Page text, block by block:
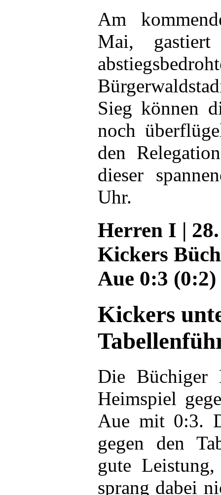
Am
Mai,
Sieg können
noch
den
dieser
Uhr.
Herren I |
Kickers
Aue 0:3 (0:2)
Kickers
Die Büchiger
Heimspiel
Aue mit 0:3.
gegen den
gute
sprang dabei